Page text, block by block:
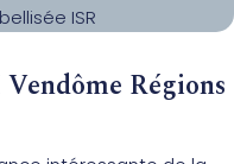
ISR
Régions